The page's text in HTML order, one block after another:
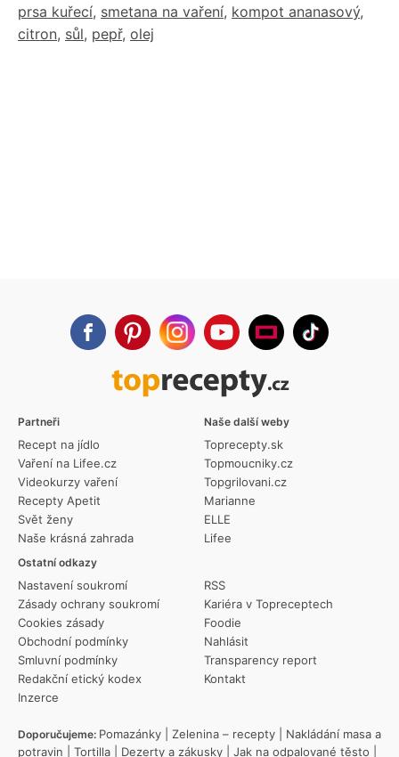
prsa kuřecí, smetana na vaření, kompot ananasový,
citron, sůl, pepř, olej
Partneři
Recept na jídlo
Vaření na Lifee.cz
Videokurzy vaření
Recepty Apetit
Svět ženy
Naše krásná zahrada
Ostatní odkazy
Nastavení soukromí
Zásady ochrany soukromí
Cookies zásady
Obchodní podmínky
Smluvní podmínky
Redakční etický kodex
Inzerce
RSS
Kariéra v Topreceptech
Foodie
Nahlásit
Transparency report
Kontakt
Naše další weby
Toprecepty.sk
Topmoucniky.cz
Topgrilovani.cz
Marianne
ELLE
Lifee
Doporučujeme: Pomazánky Zelenina – recepty
Nakládání masa a
potravin
Tortilla Dezerty a zákusky Jak na odpalované těsto